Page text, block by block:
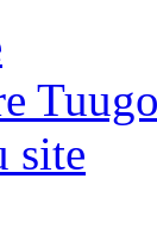
Tuugo
site